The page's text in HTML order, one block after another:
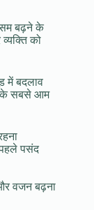
बढ़ने के
को
में बदलाव
के सबसे आम
पहले पसंद
वजन बढ़ना